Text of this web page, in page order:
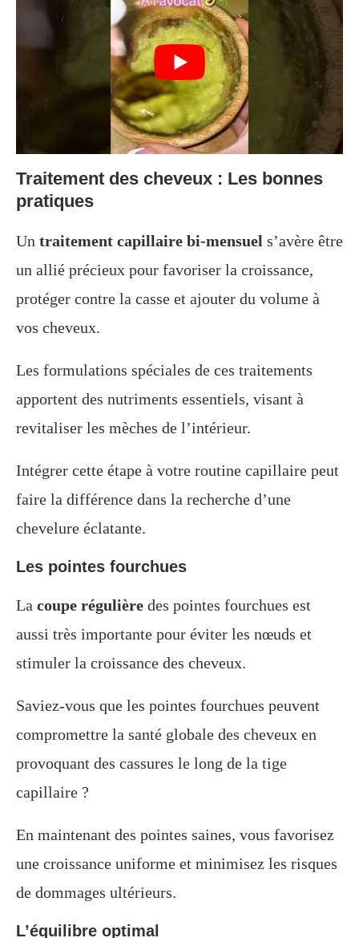
Traitement des cheveux : Les bonnes
pratiques
Un traitement capillaire bi-mensuel s’avère être
un allié précieux pour favoriser la croissance,
protéger contre la casse et ajouter du volume à
vos cheveux.
Les formulations spéciales de ces traitements
apportent des nutriments essentiels, visant à
revitaliser les mèches de l’intérieur.
Intégrer cette étape à votre routine capillaire peut
faire la différence dans la recherche d’une
chevelure éclatante.
Les pointes fourchues
La coupe régulière des pointes fourchues est
aussi très importante pour éviter les nœuds et
stimuler la croissance des cheveux.
Saviez-vous que les pointes fourchues peuvent
compromettre la santé globale des cheveux en
provoquant des cassures le long de la tige
capillaire ?
En maintenant des pointes saines, vous favorisez
une croissance uniforme et minimisez les risques
de dommages ultérieurs.
L’équilibre optimal